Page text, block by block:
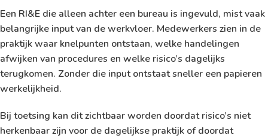
Een RI&E die alleen achter een bureau is ingevuld, mist vaak
belangrijke input van de werkvloer. Medewerkers zien in de
praktijk waar knelpunten ontstaan, welke handelingen
afwijken van procedures en welke risico’s dagelijks
terugkomen. Zonder die input ontstaat sneller een papieren
werkelijkheid.
Bij toetsing kan dit zichtbaar worden doordat risico’s niet
herkenbaar zijn voor de dagelijkse praktijk of doordat